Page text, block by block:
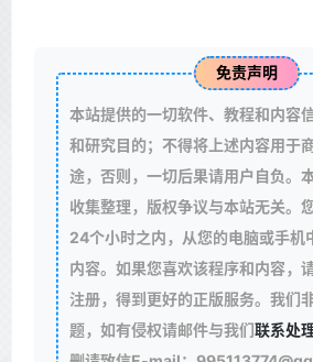
免责声明
本站提供的一切软件、教程和内容
和研究目的；不得将上述内容用于
途，否则，一切后果请用户自负。
收集整理，版权争议与本站无关。
24个小时之内，从您的电脑或手机
内容。如果您喜欢该程序和内容，
注册，得到更好的正版服务。我们
题，如有侵权请邮件与我们联系处